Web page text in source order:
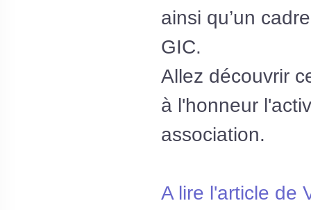
ainsi qu’un
GIC.
Allez découvrir
à l'honneur
association.
A lire l'article de